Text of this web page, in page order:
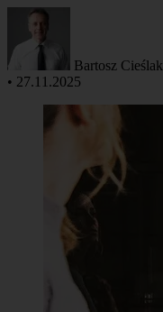
Bartosz Cieślak
• 27.11.2025